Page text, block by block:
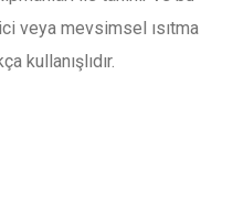
veya mevsimsel ısıtma
kullanışlıdır.